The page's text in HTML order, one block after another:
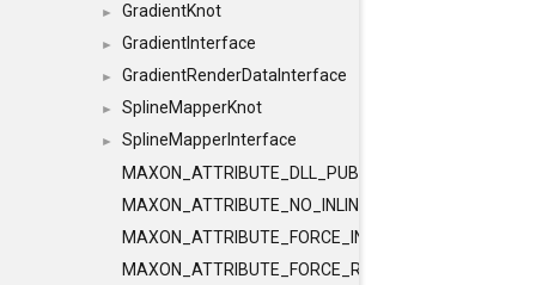
► GradientKnot
► GradientInterface
► GradientRenderDataInterface
► SplineMapperKnot
►
SplineMapperInterface
MAXON_ATTRIBUTE_DLL_PUBLIC
MAXON_ATTRIBUTE_NO_INLINE
MAXON_ATTRIBUTE_FORCE_INLINE
MAXON_ATTRIBUTE_FORCE_RELEASE_INLINE